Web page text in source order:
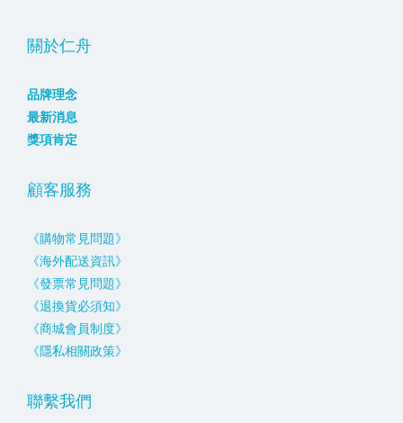
關於仁舟
品牌理念
最新消息
獎項肯定
顧客服務
《購物常見問題》
《海外配送資訊》
《發票常見問題》
《退換貨必須知》
《商城會員制度》
《隱私相關政策》
聯繫我們